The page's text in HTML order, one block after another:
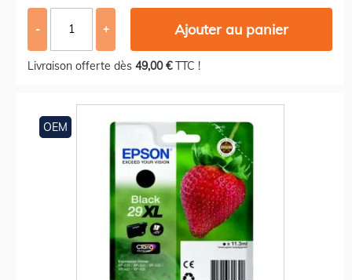
- + Ajouter au panier
Livraison offerte dès 49,00 €TTC !
OEM